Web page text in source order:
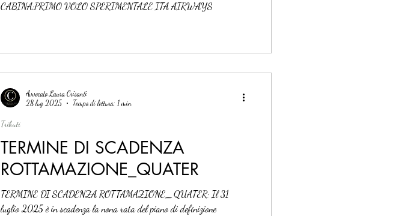
CABINA:PRIMO VOLO SPERIMENTALE ITA AIRWAYS
TERMINE DI SCADENZA
ROTTAMAZIONE_QUATER
TERMINE DI SCADENZA ROTTAMAZIONE_QUATER: Il 31
luglio 2025 è in scadenza la nona rata del piano di definizione
Tributi
Avvocato Laura Crisanti
28 lug 2025
Tempo di lettura: 1 min